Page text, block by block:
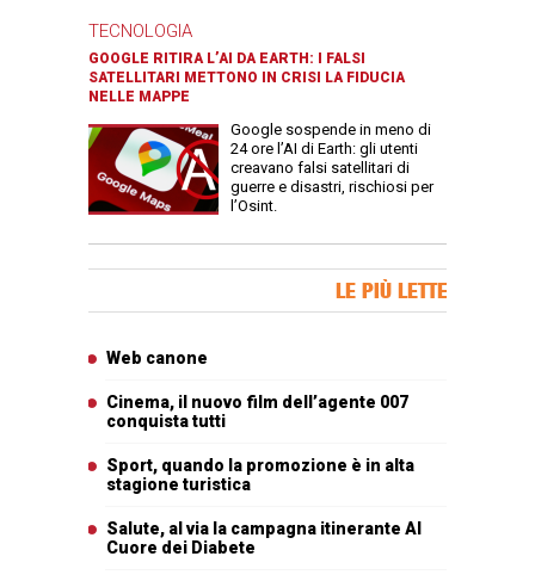
TECNOLOGIA
GOOGLE RITIRA L’AI DA EARTH: I FALSI
SATELLITARI METTONO IN CRISI LA FIDUCIA
NELLE MAPPE
Google sospende in meno di
24 ore l’AI di Earth: gli utenti
creavano falsi satellitari di
guerre e disastri, rischiosi per
l’Osint.
LE PIÙ LETTE
Web canone
Cinema, il nuovo film dell’agente 007
conquista tutti
Sport, quando la promozione è in alta
stagione turistica
Salute, al via la campagna itinerante Al
Cuore dei Diabete